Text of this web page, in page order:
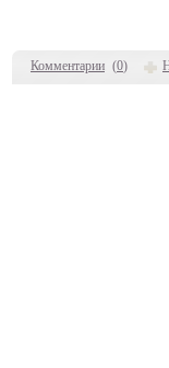
Комментарии (0)